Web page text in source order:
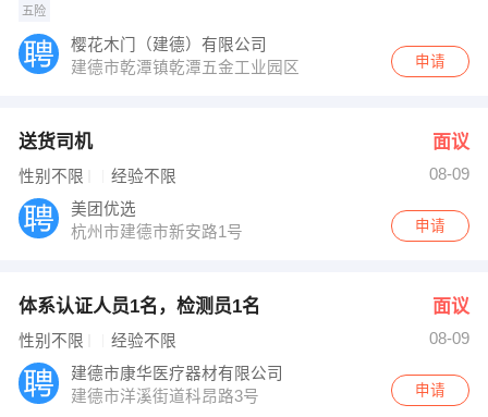
五险
樱花木门（建德）有限公司
建德市乾潭镇乾潭五金工业园区
申请
送货司机 面议
性别不限 经验不限
08-09
美团优选
杭州市建德市新安路1号
申请
体系认证人员1名，检测员1名 面议
性别不限 经验不限
08-09
建德市康华医疗器材有限公司
建德市洋溪街道科昂路3号
申请